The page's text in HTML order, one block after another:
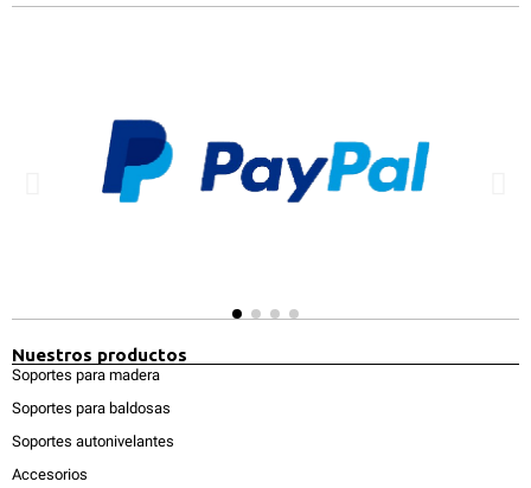
Nuestros productos
Soportes para madera
Soportes para baldosas
Soportes autonivelantes
Accesorios